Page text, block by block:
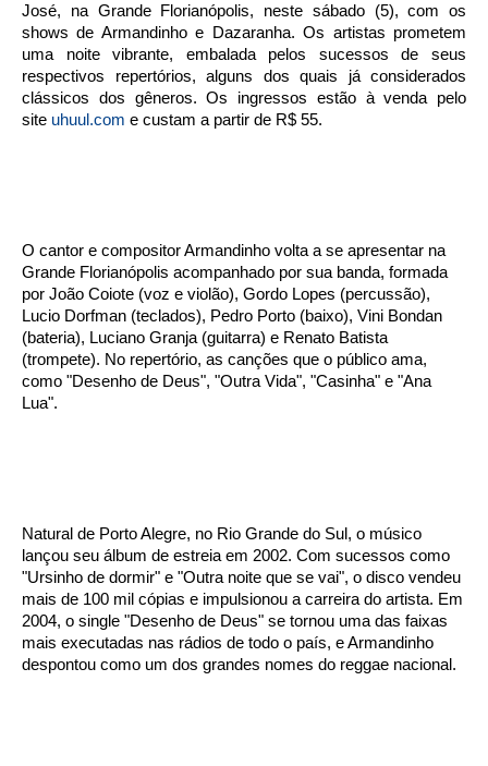
José, na Grande Florianópolis, neste sábado (5), com os
shows de Armandinho e Dazaranha. Os artistas prometem
uma noite vibrante, embalada pelos sucessos de seus
respectivos repertórios, alguns dos quais já considerados
clássicos dos gêneros. Os ingressos estão à venda pelo
site uhuul.com e custam a partir de R$ 55.
O cantor e compositor Armandinho volta a se apresentar na
Grande Florianópolis acompanhado por sua banda, formada
por João Coiote (voz e violão), Gordo Lopes (percussão),
Lucio Dorfman (teclados), Pedro Porto (baixo), Vini Bondan
(bateria), Luciano Granja (guitarra) e Renato Batista
(trompete). No repertório, as canções que o público ama,
como "Desenho de Deus", "Outra Vida", "Casinha" e "Ana
Lua".
Natural de Porto Alegre, no Rio Grande do Sul, o músico
lançou seu álbum de estreia em 2002. Com sucessos como
"Ursinho de dormir" e "Outra noite que se vai", o disco vendeu
mais de 100 mil cópias e impulsionou a carreira do artista. Em
2004, o single "Desenho de Deus" se tornou uma das faixas
mais executadas nas rádios de todo o país, e Armandinho
despontou como um dos grandes nomes do reggae nacional.